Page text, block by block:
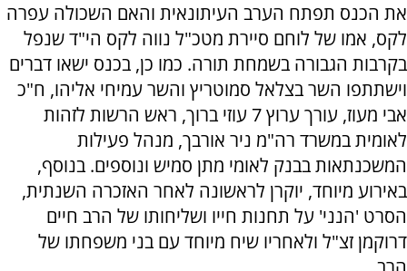
את הכנס תפתח הערב העיתונאית והאם השכולה עפרה
לקס, אמו של לוחם סיירת מטכ"ל נווה לקס הי"ד שנפל
בקרבות הגבורה בשמחת תורה. כמו כן, בכנס ישאו דברים
וישתתפו השר בצלאל סמוטריץ והשר עמיחי אליהו, ח"כ
אבי מעוז, עורך ערוץ 7 עוזי ברוך, ראש הרשות לזהות
לאומית במשרד רה"מ ניר אורבך, מנהל פעילות
המשכנתאות בבנק לאומי מתן סמיש ונוספים. בנוסף,
באירוע מיוחד, יוקרן לראשונה לאחר האזכרה השנתית,
הסרט 'הנני' על תחנות חייו ושליחותו של הרב חיים
דרוקמן זצ"ל ולאחריו שיח מיוחד עם בני משפחתו של